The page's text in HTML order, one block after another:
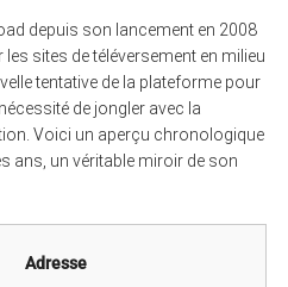
depuis son lancement en 2008
sites de téléversement en milieu
tentative de la plateforme pour
de jongler avec la
Voici un aperçu chronologique
ans, un véritable miroir de son
Adresse